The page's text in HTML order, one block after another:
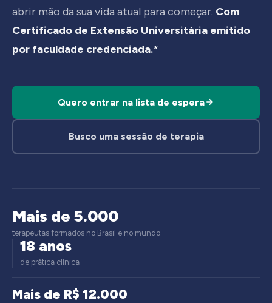
abrir mão da sua vida atual para começar. Com
Certificado de Extensão Universitária emitido
por faculdade credenciada.*
Quero entrar na lista de espera
Busco uma sessão de terapia
Mais de 5.000
terapeutas formados no Brasil e no mundo
18 anos
de prática clínica
Mais de R$ 12.000